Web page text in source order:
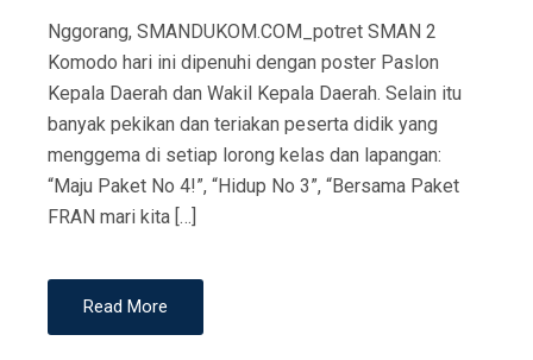
Nggorang, SMANDUKOM.COM_potret SMAN 2
Komodo hari ini dipenuhi dengan poster Paslon
Kepala Daerah dan Wakil Kepala Daerah. Selain itu
banyak pekikan dan teriakan peserta didik yang
menggema di setiap lorong kelas dan lapangan:
“Maju Paket No 4!”, “Hidup No 3”, “Bersama Paket
FRAN mari kita […]
Read More